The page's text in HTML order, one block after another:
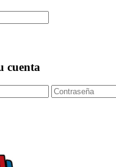
cuenta